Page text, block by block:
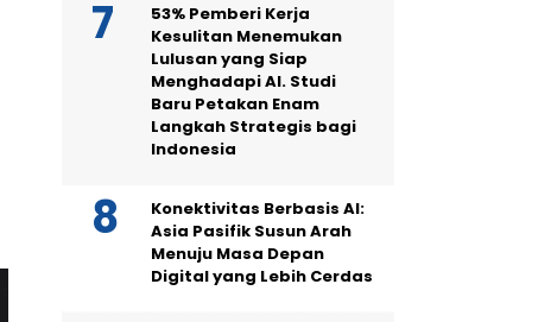
53% Pemberi Kerja
Kesulitan Menemukan
Lulusan yang Siap
Menghadapi AI. Studi
Baru Petakan Enam
Langkah Strategis bagi
Indonesia
Konektivitas Berbasis AI:
Asia Pasifik Susun Arah
Menuju Masa Depan
Digital yang Lebih Cerdas